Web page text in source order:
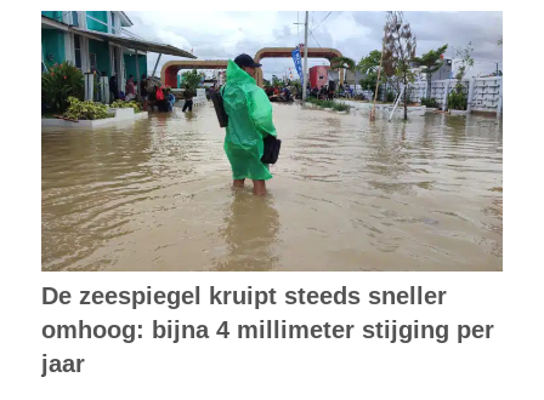
De zeespiegel kruipt steeds sneller
omhoog: bijna 4 millimeter stijging per
jaar